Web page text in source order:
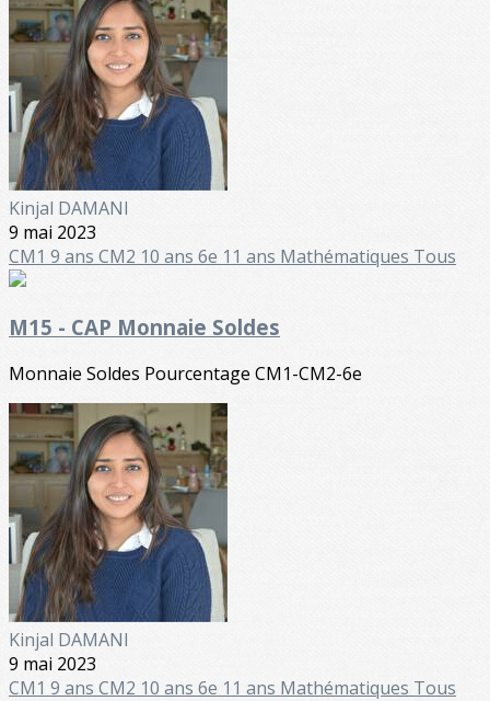
Kinjal DAMANI
9 mai 2023
CM1 9 ans CM2 10 ans 6e 11 ans Mathématiques Tous
M15 - CAP Monnaie Soldes
Monnaie Soldes Pourcentage CM1-CM2-6e
Kinjal DAMANI
9 mai 2023
CM1 9 ans CM2 10 ans 6e 11 ans Mathématiques Tous